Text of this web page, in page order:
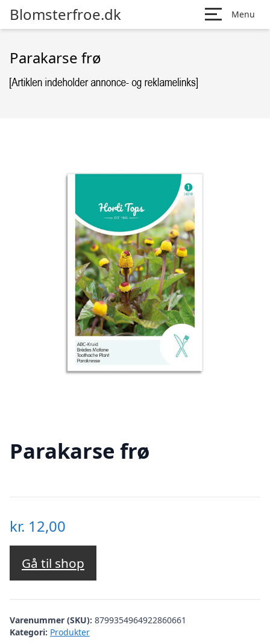
Blomsterfroe.dk Menu
Parakarse frø
Parakarse frø
kr. 12,00
Gå til shop
Varenummer (SKU): 8799354964922860661
Kategori: Produkter